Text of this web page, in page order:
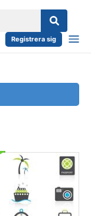
Registrera sig